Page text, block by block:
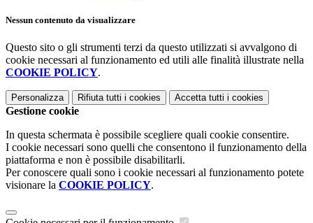
Nessun contenuto da visualizzare
Questo sito o gli strumenti terzi da questo utilizzati si avvalgono di
cookie necessari al funzionamento ed utili alle finalità illustrate nella
COOKIE POLICY.
Personalizza Rifiuta tutti i cookies Accetta tutti i cookies
Gestione cookie
In questa schermata è possibile scegliere quali cookie consentire.
I cookie necessari sono quelli che consentono il funzionamento della
piattaforma e non è possibile disabilitarli.
Per conoscere quali sono i cookie necessari al funzionamento potete
visionare la COOKIE POLICY.